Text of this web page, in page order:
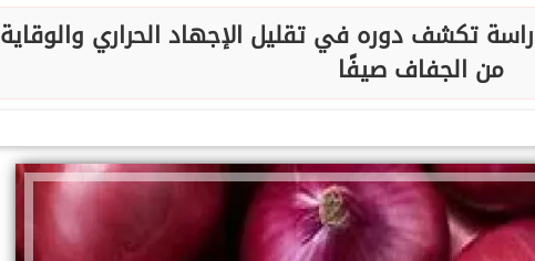
تكشف دوره في تقليل الإجهاد الحراري والوقاية
من الجفاف صيفًا